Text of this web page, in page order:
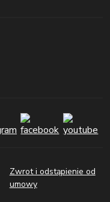
Zwrot i odstąpienie od
umowy